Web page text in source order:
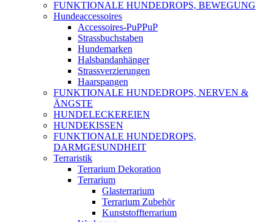
FUNKTIONALE HUNDEDROPS, BEWEGUNG
Hundeaccessoires
Accessoires-PuPPuP
Strassbuchstaben
Hundemarken
Halsbandanhänger
Strassverzierungen
Haarspangen
FUNKTIONALE HUNDEDROPS, NERVEN &
ÄNGSTE
HUNDELECKEREIEN
HUNDEKISSEN
FUNKTIONALE HUNDEDROPS,
DARMGESUNDHEIT
Terraristik
Terrarium Dekoration
Terrarium
Glasterrarium
Terrarium Zubehör
Kunststoffterrarium